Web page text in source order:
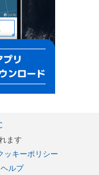
ます
ッキーポリシー
ヘルプ